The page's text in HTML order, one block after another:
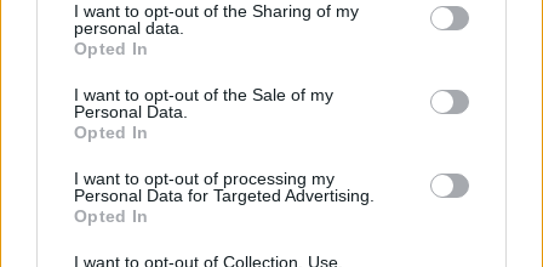
I want to opt-out of the Sharing of my
personal data.
Opted In
I want to opt-out of the Sale of my
Personal Data.
Opted In
I want to opt-out of processing my
Personal Data for Targeted Advertising.
Opted In
I want to opt-out of Collection, Use,
Otra opción es colocar sus juguetes preferidos un
poquito alejados
agarrándolo tú de la manita.